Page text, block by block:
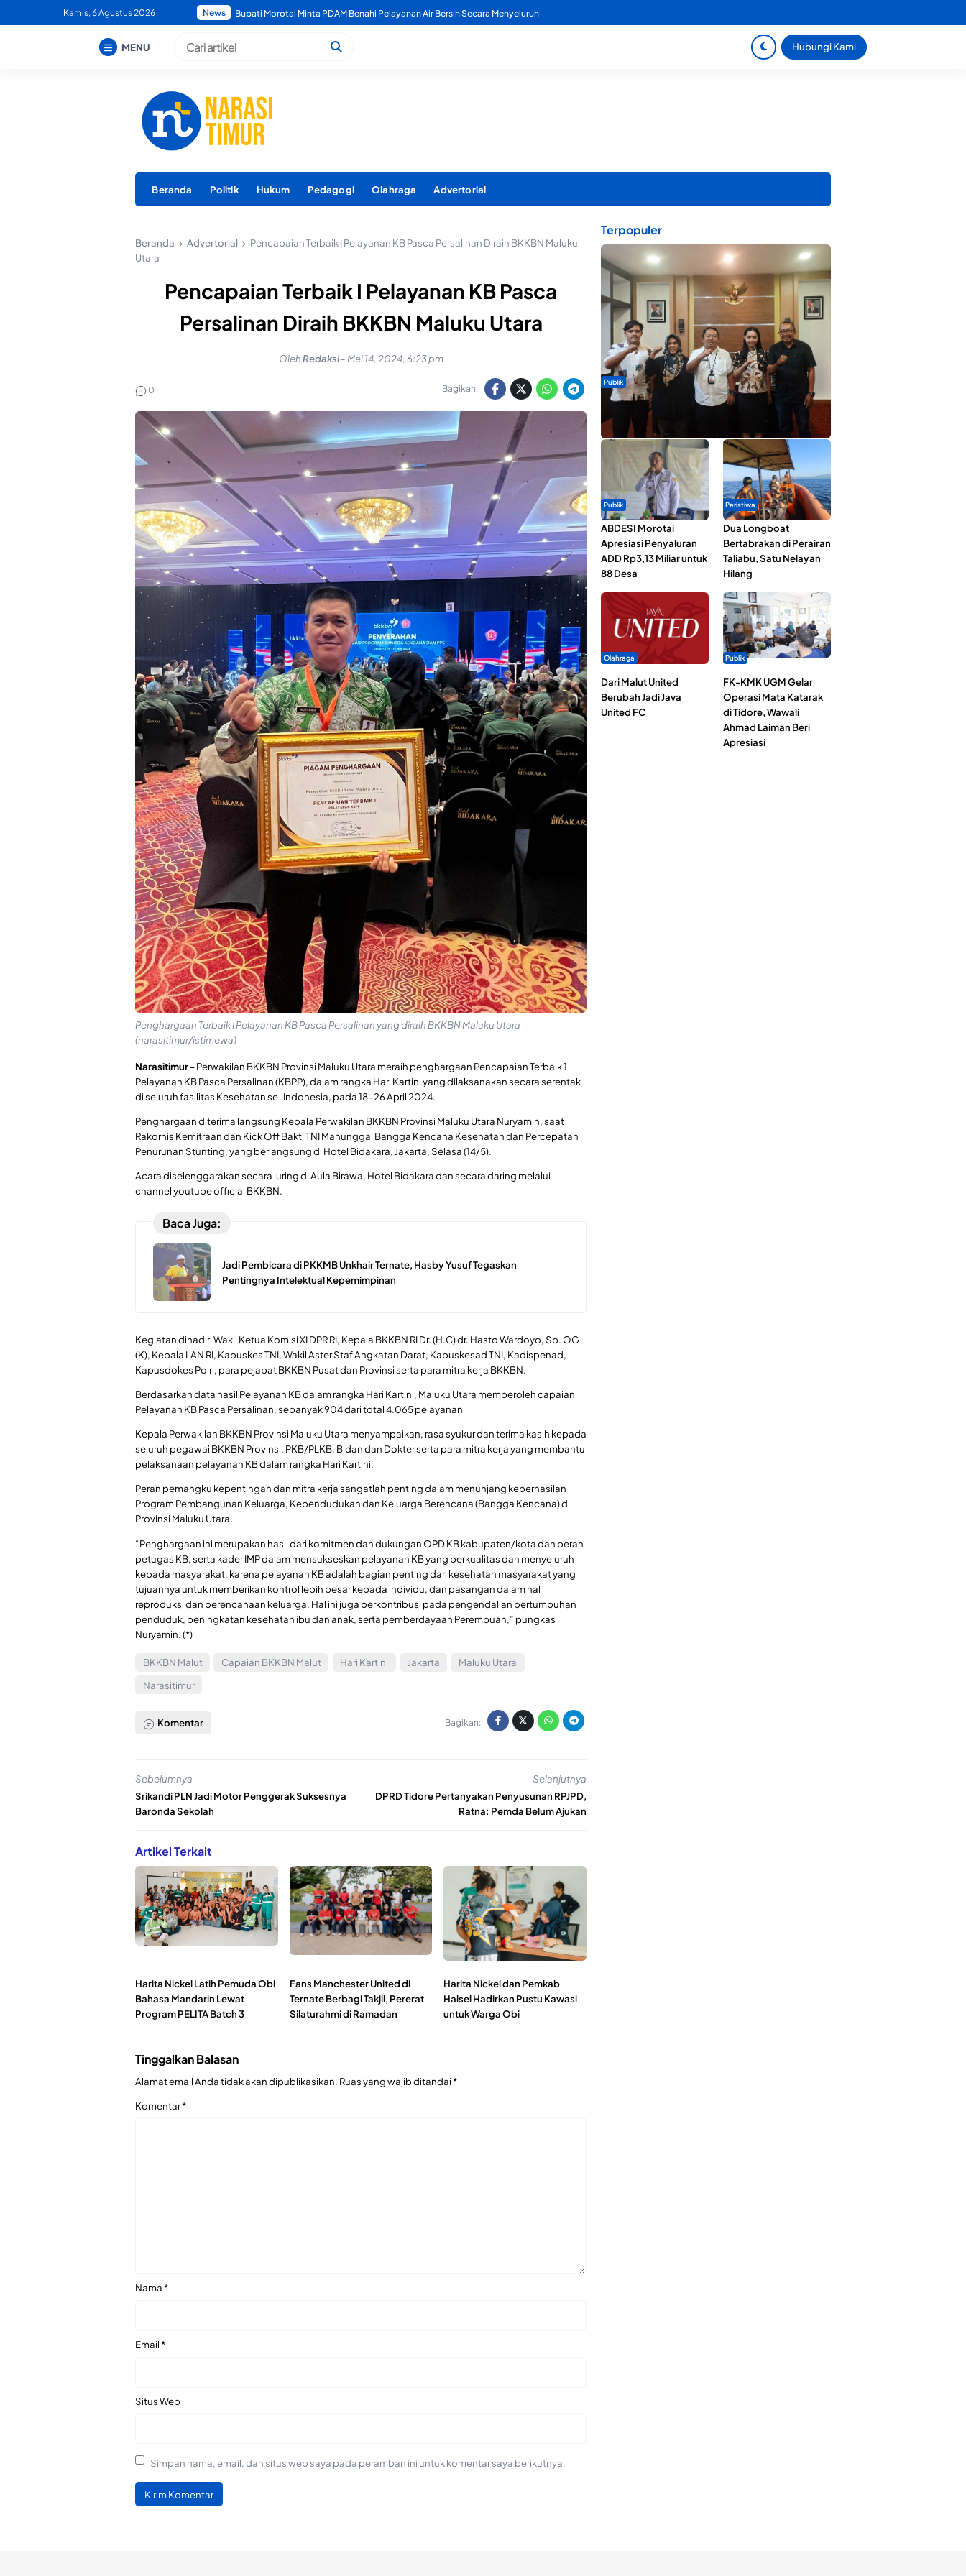
to
Kamis, 6 Agustus 2026 News Bupati Morotai Minta PDAM Benahi Pelayanan Air Bersih Secara Menyeluruh
MENU Hubungi Kami
Beranda Politik Hukum Pedagogi Olahraga Advertorial
Beranda Advertorial
Pencapaian Terbaik I Pelayanan KB Pasca Persalinan Diraih BKKBN Maluku
Utara
Pencapaian Terbaik I Pelayanan KB Pasca
Persalinan Diraih BKKBN Maluku Utara
OlehRedaksi - Mei 14, 2024, 6:23 pm
0 Bagikan:
Penghargaan Terbaik I Pelayanan KB Pasca Persalinan yang diraih BKKBN Maluku Utara
(narasitimur/istimewa)
Narasitimur– Perwakilan BKKBN Provinsi Maluku Utara meraih penghargaan Pencapaian Terbaik 1
Pelayanan KB Pasca Persalinan (KBPP), dalam rangka Hari Kartini yang dilaksanakan secara serentak
di seluruh fasilitas Kesehatan se-Indonesia, pada 18-26 April 2024.
Penghargaan diterima langsung Kepala Perwakilan BKKBN Provinsi Maluku Utara Nuryamin, saat
Rakornis Kemitraan dan Kick Off Bakti TNI Manunggal Bangga Kencana Kesehatan dan Percepatan
Penurunan Stunting, yang berlangsung di Hotel Bidakara, Jakarta, Selasa (14/5).
Acara diselenggarakan secara luring di Aula Birawa, Hotel Bidakara dan secara daring melalui
channel youtube official BKKBN.
Baca Juga:
Jadi Pembicara di PKKMB Unkhair Ternate, Hasby Yusuf Tegaskan
Pentingnya Intelektual Kepemimpinan
Kegiatan dihadiri Wakil Ketua Komisi XI DPR RI, Kepala BKKBN RI Dr. (H.C) dr. Hasto Wardoyo, Sp. OG
(K), Kepala LAN RI, Kapuskes TNI, Wakil Aster Staf Angkatan Darat, Kapuskesad TNI, Kadispenad,
Kapusdokes Polri, para pejabat BKKBN Pusat dan Provinsi serta para mitra kerja BKKBN.
Berdasarkan data hasil Pelayanan KB dalam rangka Hari Kartini, Maluku Utara memperoleh capaian
Pelayanan KB Pasca Persalinan, sebanyak 904 dari total 4.065 pelayanan
Kepala Perwakilan BKKBN Provinsi Maluku Utara menyampaikan, rasa syukur dan terima kasih kepada
seluruh pegawai BKKBN Provinsi, PKB/PLKB, Bidan dan Dokter serta para mitra kerja yang membantu
pelaksanaan pelayanan KB dalam rangka Hari Kartini.
Peran pemangku kepentingan dan mitra kerja sangatlah penting dalam menunjang keberhasilan
Program Pembangunan Keluarga, Kependudukan dan Keluarga Berencana (Bangga Kencana) di
Provinsi Maluku Utara.
“Penghargaan ini merupakan hasil dari komitmen dan dukungan OPD KB kabupaten/kota dan peran
petugas KB, serta kader IMP dalam mensukseskan pelayanan KB yang berkualitas dan menyeluruh
kepada masyarakat, karena pelayanan KB adalah bagian penting dari kesehatan masyarakat yang
tujuannya untuk memberikan kontrol lebih besar kepada individu, dan pasangan dalam hal
reproduksi dan perencanaan keluarga. Hal ini juga berkontribusi pada pengendalian pertumbuhan
penduduk, peningkatan kesehatan ibu dan anak, serta pemberdayaan Perempuan,” pungkas
Nuryamin. (*)
BKKBN Malut Capaian BKKBN Malut Hari Kartini Jakarta
Maluku Utara
Narasitimur
Komentar Bagikan:
Sebelumnya
Srikandi PLN Jadi Motor Penggerak Suksesnya
Baronda Sekolah
Selanjutnya
DPRD Tidore Pertanyakan Penyusunan RPJPD,
Ratna: Pemda Belum Ajukan
Artikel Terkait
Harita Nickel Latih Pemuda Obi
Bahasa Mandarin Lewat
Program PELITA Batch 3
Fans Manchester United di
Ternate Berbagi Takjil, Pererat
Silaturahmi di Ramadan
Harita Nickel dan Pemkab
Halsel Hadirkan Pustu Kawasi
untuk Warga Obi
Tinggalkan Balasan
Alamat email Anda tidak akan dipublikasikan. Ruas yang wajib ditandai*
Komentar*
Nama*
Email*
Situs Web
Simpan nama, email, dan situs web saya pada peramban ini untuk komentar saya berikutnya.
Terpopuler
Publik
Dua Talenta Muda Ternate Wakili Maluku Utara di
Gita Bahana Nusantara 2026
Publik
ABDESI Morotai
Apresiasi Penyaluran
ADD Rp3,13 Miliar untuk
88 Desa
Peristiwa
Dua Longboat
Bertabrakan di Perairan
Taliabu, Satu Nelayan
Hilang
Olahraga
Dari Malut United
Berubah Jadi Java
United FC
Publik
FK-KMK UGM Gelar
Operasi Mata Katarak
di Tidore, Wawali
Ahmad Laiman Beri
Apresiasi